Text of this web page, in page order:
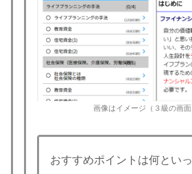
画像はイメージ（３級の画
おすすめポイントは何とい